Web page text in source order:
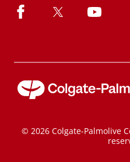
© 2026 Colgate-Palmolive